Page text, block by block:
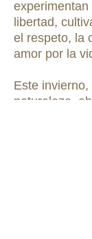
libertad,
el respeto, la
amor por la
Este
naturaleza,